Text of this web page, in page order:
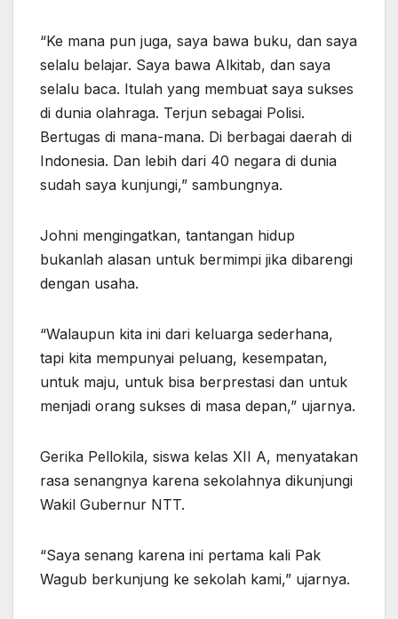
“Ke mana pun juga, saya bawa buku, dan saya
selalu belajar. Saya bawa Alkitab, dan saya
selalu baca. Itulah yang membuat saya sukses
di dunia olahraga. Terjun sebagai Polisi.
Bertugas di mana-mana. Di berbagai daerah di
Indonesia. Dan lebih dari 40 negara di dunia
sudah saya kunjungi,” sambungnya.
Johni mengingatkan, tantangan hidup
bukanlah alasan untuk bermimpi jika dibarengi
dengan usaha.
“Walaupun kita ini dari keluarga sederhana,
tapi kita mempunyai peluang, kesempatan,
untuk maju, untuk bisa berprestasi dan untuk
menjadi orang sukses di masa depan,” ujarnya.
Gerika Pellokila, siswa kelas XII A, menyatakan
rasa senangnya karena sekolahnya dikunjungi
Wakil Gubernur NTT.
“Saya senang karena ini pertama kali Pak
Wagub berkunjung ke sekolah kami,” ujarnya.